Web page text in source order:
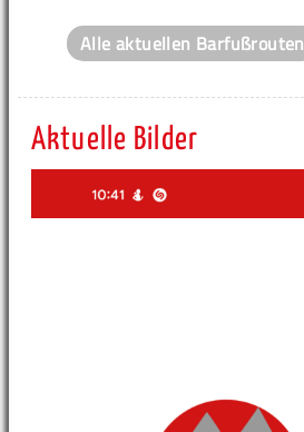
Alle aktuellen Barfußrouten
Aktuelle Bilder